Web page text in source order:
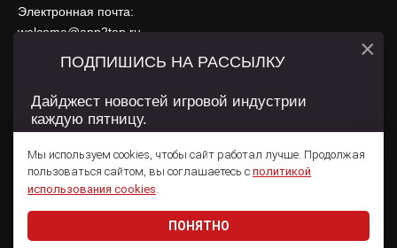
Электронная почта:
welcome@app2top.ru
При использовании материалов активная ссылка на
Сайт использует IP адреса, cookie, данные геолокации
использования содержатся вПолитике конфиденциальностии
Пользовательском соглашении .
© 2011 — 2026 App2Top 16+
Мы используем cookies, чтобы сайт работал лучше. Продолжая
пользоваться сайтом, вы соглашаетесь с политикой
использования cookies.
ПОНЯТНО
ПОДПИШИСЬ НА РАССЫЛКУ
Дайджест новостей игровой индустрии
каждую пятницу.
Даю согласие на обработкуперсональных данных
×